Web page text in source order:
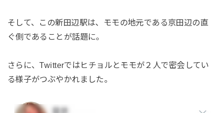
そして、この新田辺駅は、モモの地元である京田辺の直
ぐ側であることが話題に。
さらに、Twitterではヒチョルとモモが２人で密会してい
る様子がつぶやかれました。